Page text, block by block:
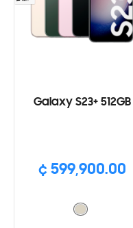
Galaxy S23+ 512GB
¢ 599,900.00